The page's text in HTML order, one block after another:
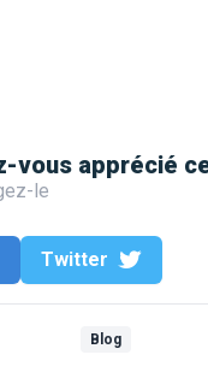
vous apprécié
le
Twitter
Blog